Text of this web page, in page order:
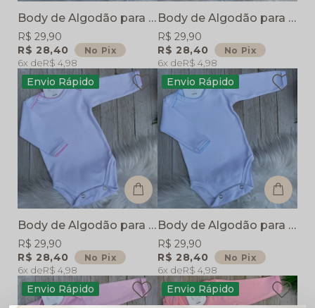
Body de Algodão para bebê Essencial - Branco
R$ 28,40 No Pix
R$ 29,90
6x R$ 4,98
Body de Algodão para bebê Essencial - Azul
R$ 28,40 No Pix
R$ 29,90
6x R$ 4,98
Envio Rápido
Body de Algodão para bebê Essencial - Branco Picueta Rosa
R$ 28,40 No Pix
R$ 29,90
6x R$ 4,98
Envio Rápido
Body de Algodão para bebê Essencial - Branco com detalhes Azul
R$ 28,40 No Pix
R$ 29,90
6x R$ 4,98
Envio Rápido Envio Rápido